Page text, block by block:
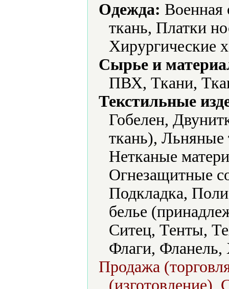
Одежда:
ткань, Платки
Хирургические
Сырье и
ПВХ, Ткани,
Текстильные
Гобелен,
ткань),
Нетканые
Огнезащитные
Подкладка,
белье
Ситец, Тенты,
Флаги,
Продажа
(изготовление),